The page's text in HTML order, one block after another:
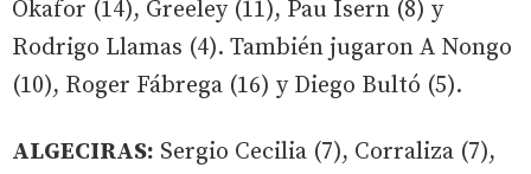
Okafor (14), Greeley (11), Pau Isern (8) y
Rodrigo Llamas (4). También jugaron A Nongo
(10), Roger Fábrega (16) y Diego Bultó (5).
ALGECIRAS: Sergio Cecilia (7), Corraliza (7),